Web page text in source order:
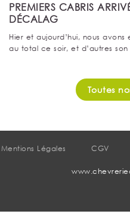
PREMIERS CABRIS
DÉCALAG
Hier et aujourd’hui, nous avons
au total ce soir, et d’autres son
Toutes
Mentions Légales CGV